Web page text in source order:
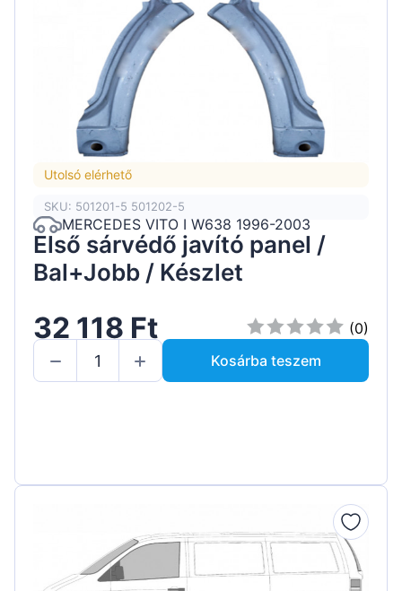
Utolsó elérhető
SKU: 501201-5 501202-5
MERCEDES VITO I W638 1996-2003
Első sárvédő javító panel /
Bal+Jobb / Készlet
32 118 Ft
(0)
Kosárba teszem